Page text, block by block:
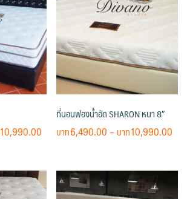
10,990.00 Price
through
฿10,990.00
ที่นอนฟองน้ำอัด SHARON หนา 8″
6,490.00– 10,990.00
฿
has
multiple